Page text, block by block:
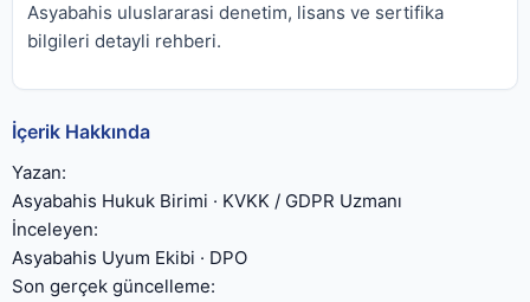
Asyabahis uluslararasi denetim, lisans ve sertifika
bilgileri detayli rehberi.
İçerik Hakkında
Yazan:
Asyabahis Hukuk Birimi · KVKK / GDPR Uzmanı
İnceleyen:
Asyabahis Uyum Ekibi · DPO
Son gerçek güncelleme: